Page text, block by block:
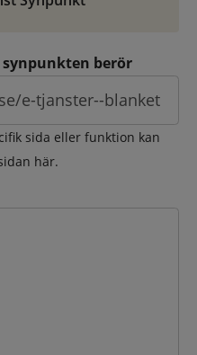
synpunkten berör
sida eller funktion kan
här.